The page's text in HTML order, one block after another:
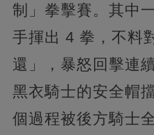
制」拳擊賽。其中
手揮出 4 拳，不料
還」，暴怒回擊連
黑衣騎士的安全帽
個過程被後方騎士